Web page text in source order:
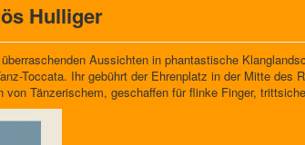
Hulliger
Aussichten in phantastische
Toccata. Ihr gebührt der Ehrenplatz in der Mitte des
Tänzerischem, geschaffen für flinke Finger,